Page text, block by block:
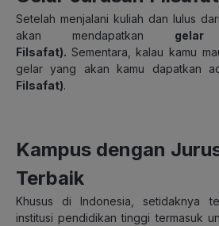
Setelah menjalani kuliah dan lulus
akan mendapatkan
Filsafat). Sementara, kalau kamu
gelar yang akan kamu dapatkan
Filsafat).
Kampus dengan
Terbaik
Khusus di Indonesia, setidaknya
institusi pendidikan tinggi termasuk